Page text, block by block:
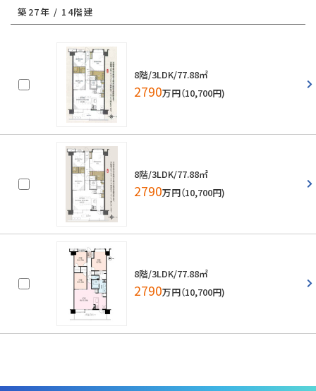
築27年 / 14階建
8階/3LDK/77.88㎡
2790万円（10,700円)
8階/3LDK/77.88㎡
2790万円（10,700円)
8階/3LDK/77.88㎡
2790万円（10,700円)